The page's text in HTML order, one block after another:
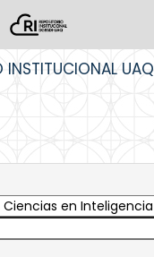
INSTITUCIONAL UAQ